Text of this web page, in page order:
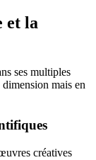
et la
ses multiples
mais en
créatives